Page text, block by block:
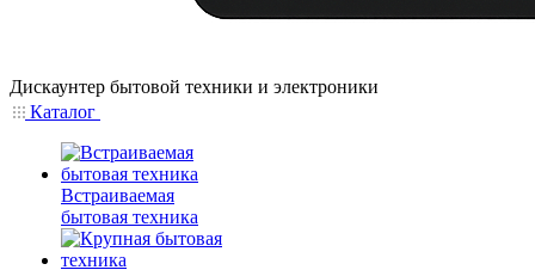
Дискаунтер бытовой техники и электроники
Каталог
Встраиваемая
бытовая техника